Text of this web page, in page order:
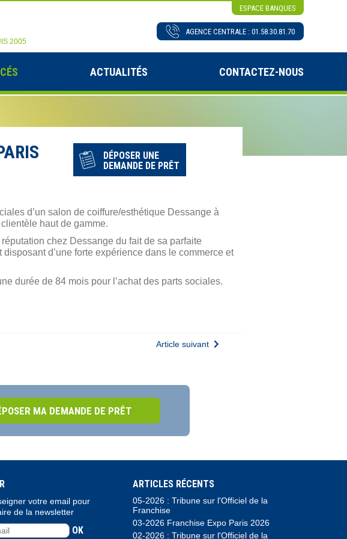
ESPACE BANQUES
2005
AGENCE CENTRALE : 01.58.30.81.70
ACTUALITÉS CONTACTEZ-NOUS
DÉPOSER UNE
DEMANDE DE PRÊT
d’un salon de coiffure/esthétique Dessange à
haut de gamme.
chez Dessange du fait de sa parfaite
d’une forte expérience dans le commerce et
durée de 84 mois pour l’achat des parts sociales.
Article suivant
MA DEMANDE DE PRÊT
votre email pour
de la newsletter
OK
ARTICLES RÉCENTS
05-2026 : Tribune sur l'Officiel de la
Franchise
03-2026 Franchise Expo Paris 2026
02-2026 : Tribune sur l'Officiel de la